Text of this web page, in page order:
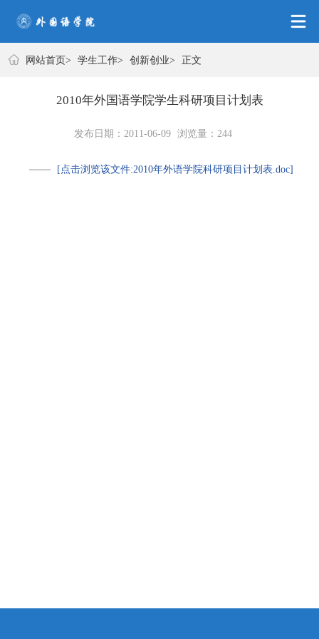
学生工作
网站首页> 学生工作> 创新创业> 正文
2010年外国语学院学生科研项目计划表
发布日期：2011-06-09 浏览量： 244
[点击浏览该文件:2010年外语学院科研项目计划表.doc]